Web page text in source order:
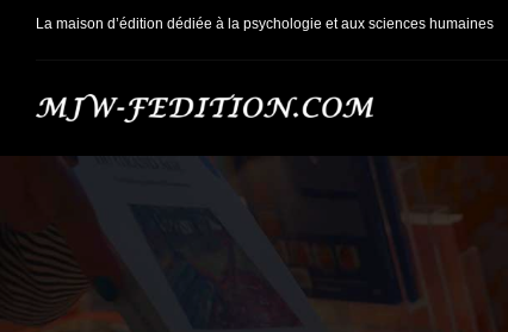
PasserLa maison d’édition dédiée à la psychologie et aux sciences humaines